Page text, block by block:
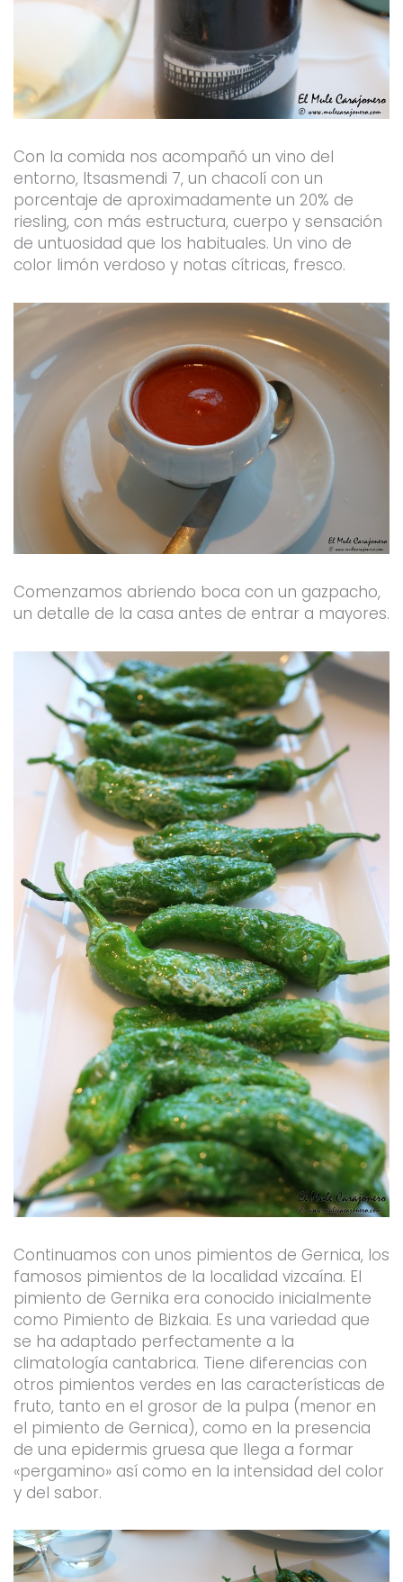
Con la comida nos acompañó un vino del
entorno, Itsasmendi 7, un chacolí con un
porcentaje de aproximadamente un 20% de
riesling, con más estructura, cuerpo y sensación
de untuosidad que los habituales. Un vino de
color limón verdoso y notas cítricas, fresco.
Comenzamos abriendo boca con un gazpacho,
un detalle de la casa antes de entrar a mayores.
Continuamos con unos pimientos de Gernica, los
famosos pimientos de la localidad vizcaína. El
pimiento de Gernika era conocido inicialmente
como Pimiento de Bizkaia. Es una variedad que
se ha adaptado perfectamente a la
climatología cantabrica. Tiene diferencias con
otros pimientos verdes en las características de
fruto, tanto en el grosor de la pulpa (menor en
el pimiento de Gernica), como en la presencia
de una epidermis gruesa que llega a formar
«pergamino» así como en la intensidad del color
y del sabor.